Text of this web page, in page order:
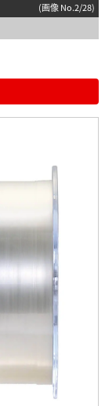
(画像 No.2/28)